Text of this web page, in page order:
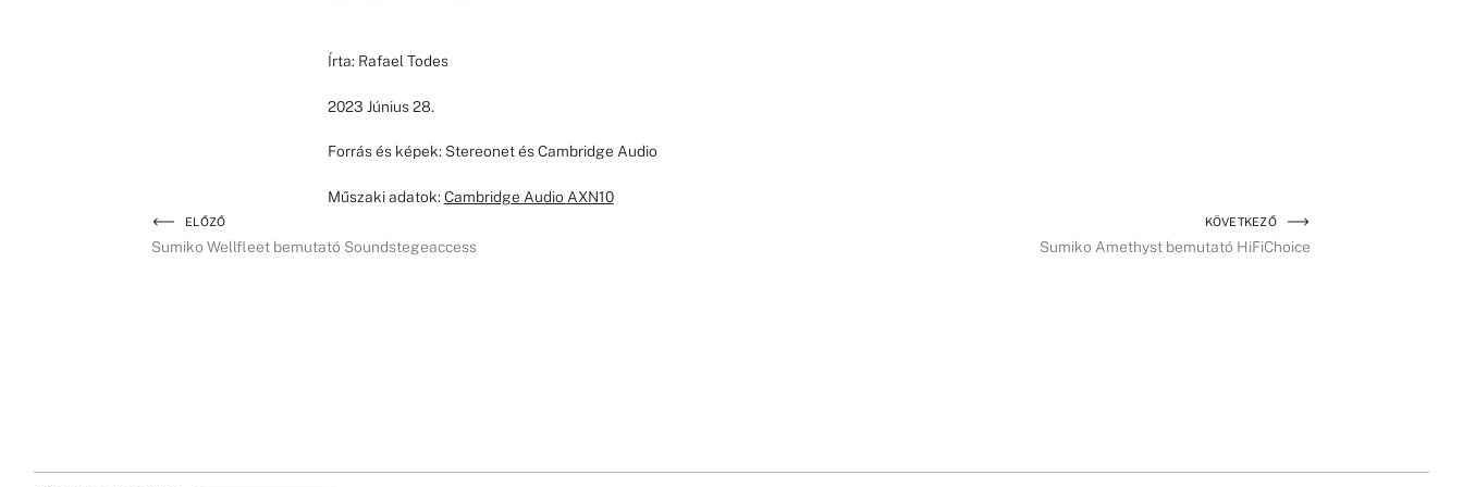
Írta: Rafael Todes
2023 Június 28.
Forrás és képek: Stereonet és Cambridge Audio
Műszaki adatok: Cambridge Audio AXN10
ELŐZŐ
Sumiko Wellfleet bemutató Soundstegeaccess
KÖVETKEZŐ
Sumiko Amethyst bemutató HiFiChoice